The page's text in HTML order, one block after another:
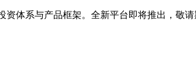
体系与产品框架。全新平台即将推出，敬请